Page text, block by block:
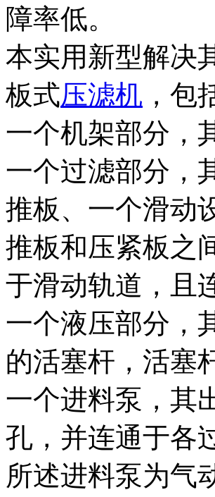
障率低。
本实用新型解决
板式压滤机 ，包
一个机架部分，
一个过滤部分，
推板、一个滑动
推板和压紧板之
于滑动轨道，且
一个液压部分，
的活塞杆，活塞
一个进料泵，其
孔，并连通于各
所述进料泵为气